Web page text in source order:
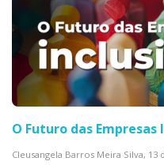
O Futuro das Empresas
Cleusangela Barros Meira Silva, 13